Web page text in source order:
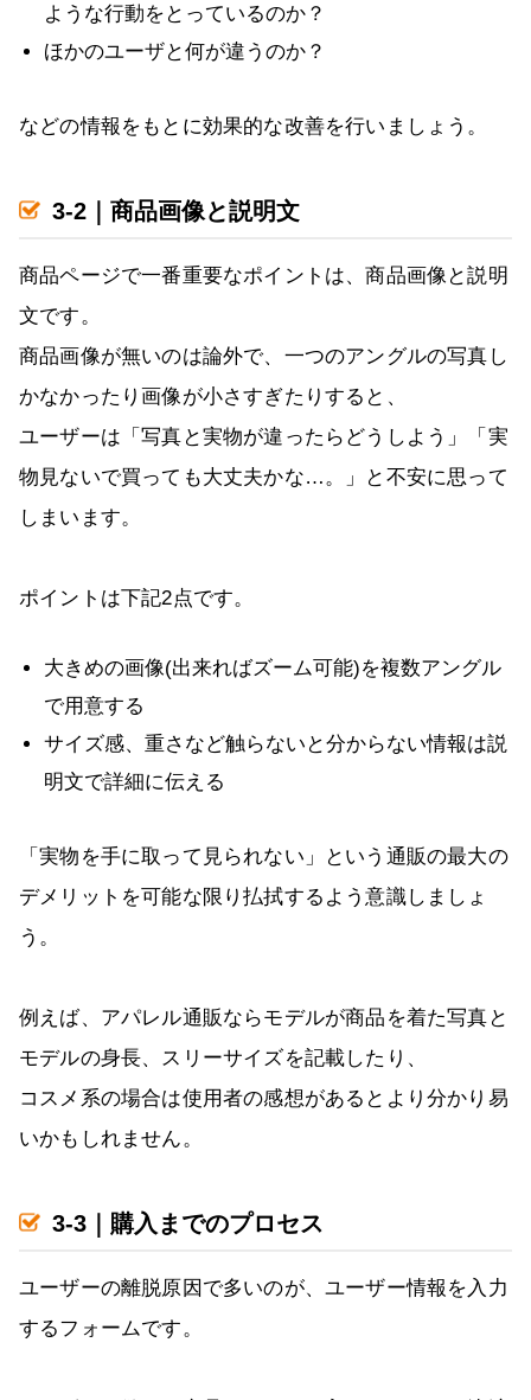
ような行動をとっているのか？
ほかのユーザと何が違うのか？
などの情報をもとに効果的な改善を行いましょう。
3-2｜商品画像と説明文
商品ページで一番重要なポイントは、商品画像と説明
文です。
商品画像が無いのは論外で、一つのアングルの写真し
かなかったり画像が小さすぎたりすると、
ユーザーは「写真と実物が違ったらどうしよう」「実
物見ないで買っても大丈夫かな…。」と不安に思って
しまいます。
ポイントは下記2点です。
大きめの画像(出来ればズーム可能)を複数アングル
で用意する
サイズ感、重さなど触らないと分からない情報は説
明文で詳細に伝える
「実物を手に取って見られない」という通販の最大の
デメリットを可能な限り払拭するよう意識しましょ
う。
例えば、アパレル通販ならモデルが商品を着た写真と
モデルの身長、スリーサイズを記載したり、
コスメ系の場合は使用者の感想があるとより分かり易
いかもしれません。
3-3｜購入までのプロセス
ユーザーの離脱原因で多いのが、ユーザー情報を入力
するフォームです。